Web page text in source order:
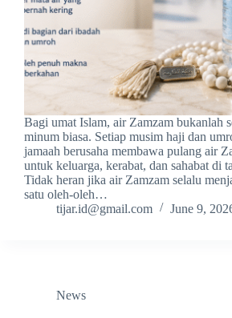
Bagi umat Islam, air Zamzam bukanlah
minum biasa. Setiap musim haji dan
jamaah berusaha membawa pulang air
untuk keluarga, kerabat, dan sahabat di
Tidak heran jika air Zamzam selalu
satu oleh-oleh…
tijar.id@gmail.com
June 9,
News